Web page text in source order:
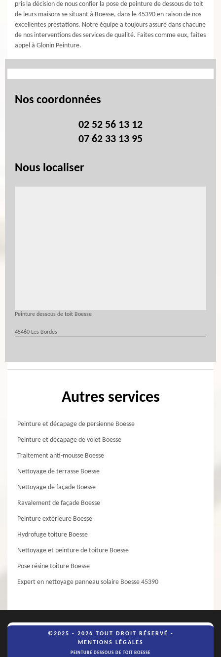
pris la décision de nous confier la pose de peinture de dessous de toit
de leurs maisons se situant à Boesse, dans le 45390 en raison de nos
excellentes prestations. Notre équipe a toujours assuré dans chacune
de nos interventions des services de qualité. Faites comme eux, faites
appel à Glonin Peinture.
Nos coordonnées
02 52 56 13 12
07 62 33 13 95
Nous localiser
Peinture dessous de toit Boesse
45460 Les Bordes
Autres services
Peinture et décapage de persienne Boesse
Peinture et décapage de volet Boesse
Traitement anti-mousse Boesse
Nettoyage de terrasse Boesse
Nettoyage de façade Boesse
Ravalement de façade Boesse
Peinture extérieure Boesse
Hydrofuge toiture Boesse
Nettoyage et peinture de toiture Boesse
Pose résine toiture Boesse
Expert en nettoyage panneau solaire Boesse 45390
©2025 - 2026 TOUT DROIT RÉSERVÉ -
MENTIONS LÉGALES
PEINTURE DESSOUS DE TOIT BOESSE